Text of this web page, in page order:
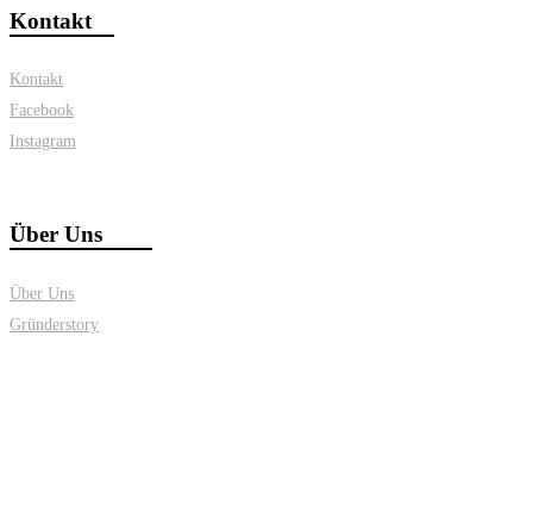
Kontakt
Kontakt
Facebook
Instagram
Über Uns
Über Uns
Gründerstory